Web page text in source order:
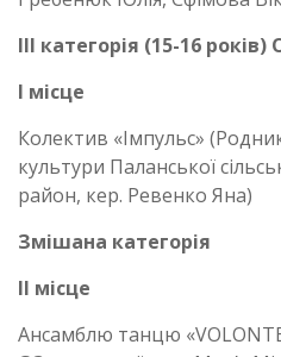
ІІІ категорія (15-16
І місце
Колектив «Імпульс»
культури Паланської
район, кер. Ревенко Яна)
Змішана категорія
ІІ місце
Ансамблю танцю